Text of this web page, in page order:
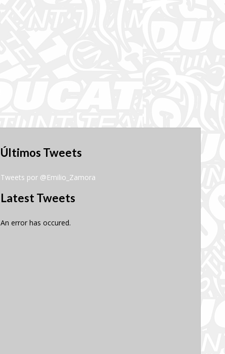
Últimos Tweets
Tweets por @Emilio_Zamora
Latest Tweets
An error has occured.